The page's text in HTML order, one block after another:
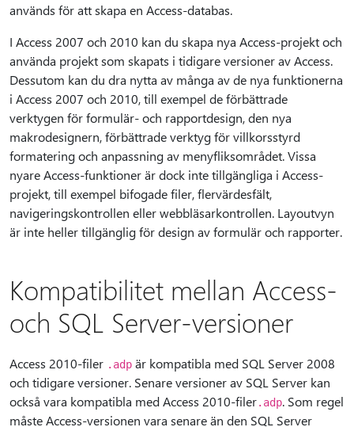
används för att skapa en Access-databas.
I Access 2007 och 2010 kan du skapa nya Access-projekt och
använda projekt som skapats i tidigare versioner av Access.
Dessutom kan du dra nytta av många av de nya funktionerna
i Access 2007 och 2010, till exempel de förbättrade
verktygen för formulär- och rapportdesign, den nya
makrodesignern, förbättrade verktyg för villkorsstyrd
formatering och anpassning av menyfliksområdet. Vissa
nyare Access-funktioner är dock inte tillgängliga i Access-
projekt, till exempel bifogade filer, flervärdesfält,
navigeringskontrollen eller webbläsarkontrollen. Layoutvyn
är inte heller tillgänglig för design av formulär och rapporter.
Kompatibilitet mellan Access-
och SQL Server-versioner
Access 2010-filer .adp är kompatibla med SQL Server 2008
och tidigare versioner. Senare versioner av SQL Server kan
också vara kompatibla med Access 2010-filer.adp. Som regel
måste Access-versionen vara senare än den SQL Server